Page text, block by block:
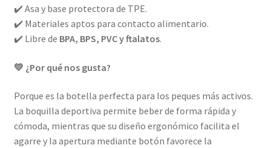
✔️ Asa y base protectora de TPE.
✔️ Materiales aptos para contacto alimentario.
✔️ Libre de BPA, BPS, PVC y ftalatos.
💛 ¿Por qué nos gusta?
Porque es la botella perfecta para los peques más activos.
La boquilla deportiva permite beber de forma rápida y
cómoda, mientras que su diseño ergonómico facilita el
agarre y la apertura mediante botón favorece la